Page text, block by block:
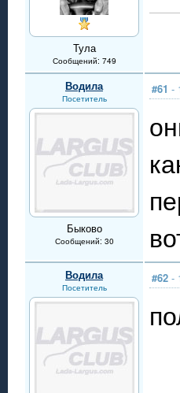
Тула
Сообщений: 749
Водила
Посетитель
Быково
Сообщений: 30
#61 -
Водила
Посетитель
#62 -